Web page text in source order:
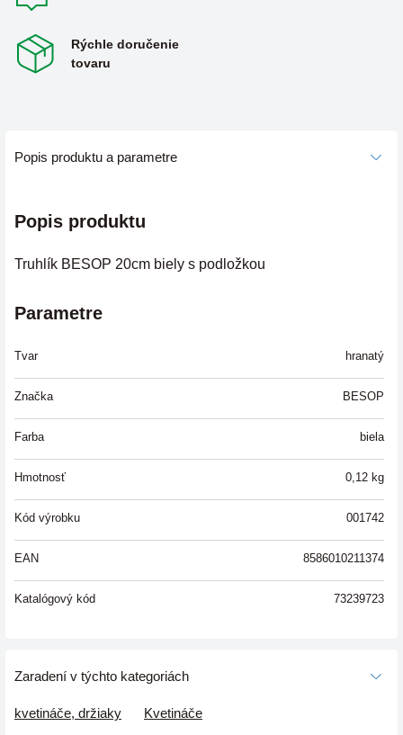
Rýchle doručenie
tovaru
Popis produktu a parametre
Popis produktu
Truhlík BESOP 20cm biely s podložkou
Parametre
Tvar hranatý
Značka BESOP
Farba biela
Hmotnosť 0,12 kg
Kód výrobku 001742
EAN 8586010211374
Katalógový kód 73239723
Zaradení v týchto kategoriách
kvetináče, držiaky Kvetináče